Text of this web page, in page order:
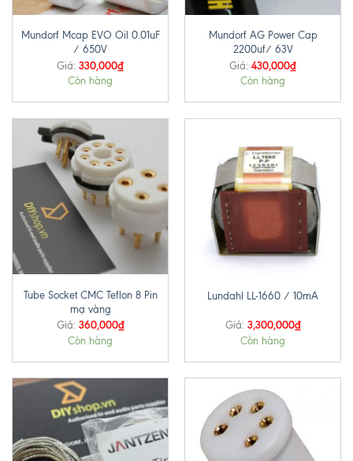
Mundorf Mcap EVO Oil 0.01uF
/ 650V
Giá: 330,000₫
Còn hàng
Mundorf AG Power Cap
2200uf/ 63V
Giá: 430,000₫
Còn hàng
Tube Socket CMC Teflon 8 Pin
mạ vàng
Giá: 360,000₫
Còn hàng
Lundahl LL-1660 / 10mA
Giá: 3,300,000₫
Còn hàng